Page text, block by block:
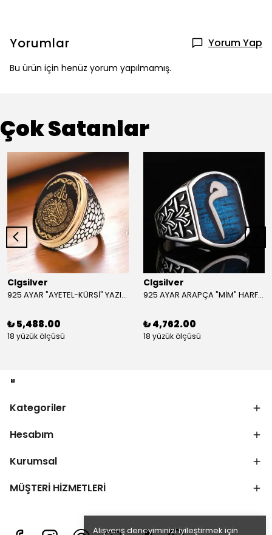
Alışveriş deneyiminizi iyileştirmek için
Yorumlar Yorum Yap
Bu ürün için henüz yorum yapılmamış.
Çok Satanlar
Clgsilver
925 AYAR "AYETEL-KÜRSİ" YAZILI GÜMÜŞ ERKEK YÜZÜK
₺ 5,488.00
18 yüzük ölçüsü
Clgsilver
925 AYAR ARAPÇA "MİM" HARFLİ GÜMÜŞ ERKEK YÜZÜK
₺ 4,762.00
18 yüzük ölçüsü
Kategoriler
Hesabım
Kurumsal
MÜŞTERİ HİZMETLERİ